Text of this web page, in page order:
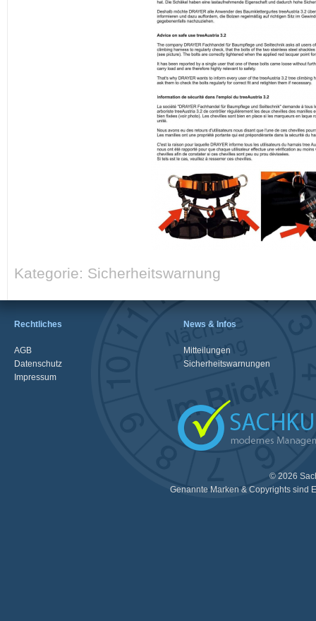
Kategorie: Sicherheitswarnung
Rechtliches
AGB
Datenschutz
Impressum
News & Infos
Mitteilungen
Sicherheitswarnungen
© 2026
Genannte Marken & Copyrights sind